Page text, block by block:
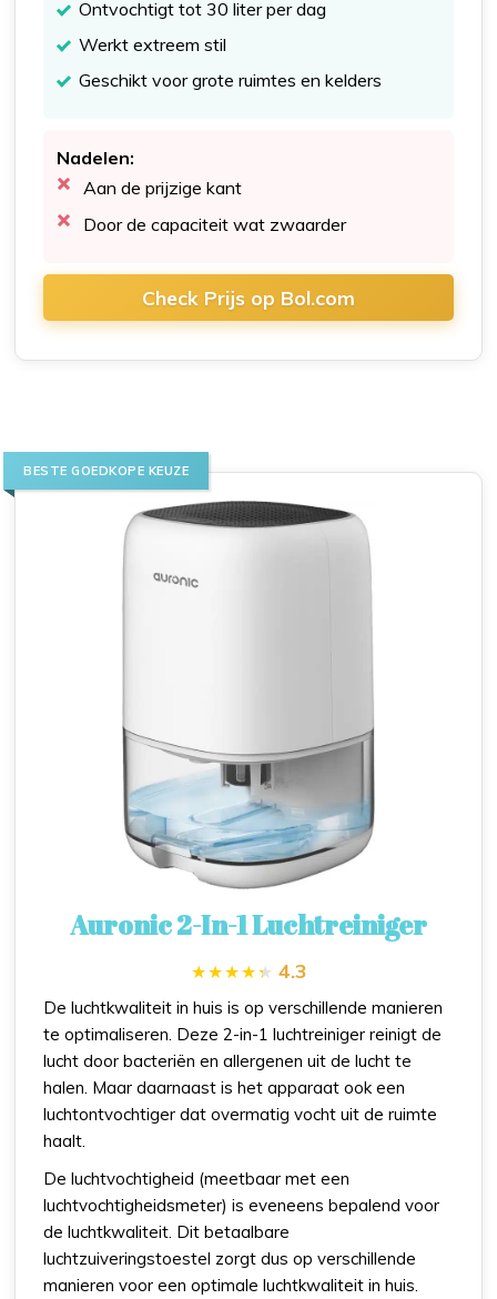
Ontvochtigt tot 30 liter per dag
Werkt extreem stil
Geschikt voor grote ruimtes en kelders
Nadelen:
Aan de prijzige kant
Door de capaciteit wat zwaarder
Check Prijs op Bol.com
BESTE GOEDKOPE KEUZE
Auronic 2-In-1 Luchtreiniger
4.3
De luchtkwaliteit in huis is op verschillende manieren
te optimaliseren. Deze 2-in-1 luchtreiniger reinigt de
lucht door bacteriën en allergenen uit de lucht te
halen. Maar daarnaast is het apparaat ook een
luchtontvochtiger dat overmatig vocht uit de ruimte
haalt.
De luchtvochtigheid (meetbaar met een
luchtvochtigheidsmeter) is eveneens bepalend voor
de luchtkwaliteit. Dit betaalbare
luchtzuiveringstoestel zorgt dus op verschillende
manieren voor een optimale luchtkwaliteit in huis.